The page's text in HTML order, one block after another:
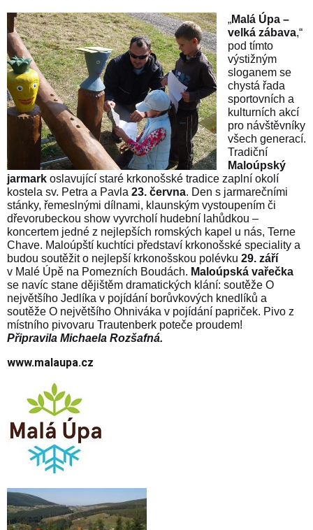
„Malá Úpa –
velká zábava,“
pod tímto
výstižným
sloganem se
chystá řada
sportovních a
kulturních akcí
pro návštěvníky
všech generací.
Tradiční
Maloúpský
jarmark oslavující staré krkonošské tradice zaplní okolí
kostela sv. Petra a Pavla 23. června. Den s jarmarečními
stánky, řemeslnými dílnami, klaunským vystoupením či
dřevorubeckou show vyvrcholí hudební lahůdkou –
koncertem jedné z nejlepších romských kapel u nás, Terne
Chave. Maloúpští kuchtíci představí krkonošské speciality a
budou soutěžit o nejlepší krkonošskou polévku 29. září
v Malé Úpě na Pomezních Boudách. Maloúpská vařečka
se navíc stane dějištěm dramatických klání: soutěže O
největšího Jedlíka v pojídání borůvkových knedlíků a
soutěže O největšího Ohniváka v pojídání papriček. Pivo z
místního pivovaru Trautenberk poteče proudem!
Připravila Michaela Rozšafná.
www.malaupa.cz